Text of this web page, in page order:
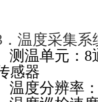
． 温度采集系
测温单元：8
感器
温度分辨率